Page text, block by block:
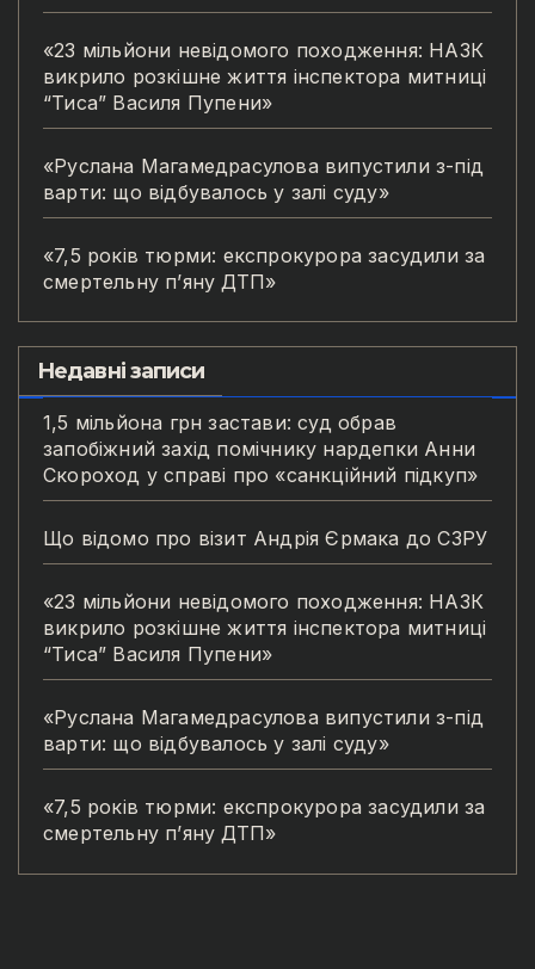
«23 мільйони невідомого походження: НАЗК
викрило розкішне життя інспектора митниці
“Тиса” Василя Пупени»
«Руслана Магамедрасулова випустили з-під
варти: що відбувалось у залі суду»
«7,5 років тюрми: експрокурора засудили за
смертельну п’яну ДТП»
Недавні записи
1,5 мільйона грн застави: суд обрав
запобіжний захід помічнику нардепки Анни
Скороход у справі про «санкційний підкуп»
Що відомо про візит Андрія Єрмака до СЗРУ
«23 мільйони невідомого походження: НАЗК
викрило розкішне життя інспектора митниці
“Тиса” Василя Пупени»
«Руслана Магамедрасулова випустили з-під
варти: що відбувалось у залі суду»
«7,5 років тюрми: експрокурора засудили за
смертельну п’яну ДТП»